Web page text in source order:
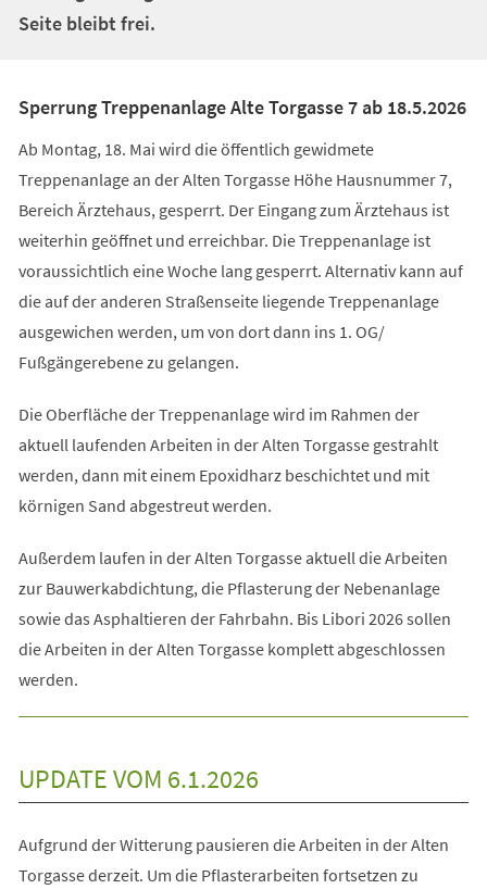
Seite bleibt frei.
Sperrung Treppenanlage Alte Torgasse 7 ab 18.5.2026
Ab Montag, 18. Mai wird die öffentlich gewidmete
Treppenanlage an der Alten Torgasse Höhe Hausnummer 7,
Bereich Ärztehaus, gesperrt. Der Eingang zum Ärztehaus ist
weiterhin geöffnet und erreichbar. Die Treppenanlage ist
voraussichtlich eine Woche lang gesperrt. Alternativ kann auf
die auf der anderen Straßenseite liegende Treppenanlage
ausgewichen werden, um von dort dann ins 1. OG/
Fußgängerebene zu gelangen.
Die Oberfläche der Treppenanlage wird im Rahmen der
aktuell laufenden Arbeiten in der Alten Torgasse gestrahlt
werden, dann mit einem Epoxidharz beschichtet und mit
körnigen Sand abgestreut werden.
Außerdem laufen in der Alten Torgasse aktuell die Arbeiten
zur Bauwerkabdichtung, die Pflasterung der Nebenanlage
sowie das Asphaltieren der Fahrbahn. Bis Libori 2026 sollen
die Arbeiten in der Alten Torgasse komplett abgeschlossen
werden.
UPDATE VOM 6.1.2026
Aufgrund der Witterung pausieren die Arbeiten in der Alten
Torgasse derzeit. Um die Pflasterarbeiten fortsetzen zu